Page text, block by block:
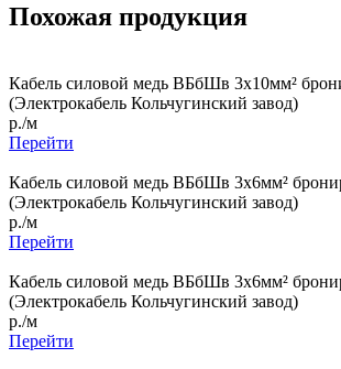
Похожая продукция
Кабель силовой медь ВБбШв 3x10мм²
(Электрокабель Кольчугинский завод)
р./м
Перейти
Кабель силовой медь ВБбШв 3x6мм²
(Электрокабель Кольчугинский завод)
р./м
Перейти
Кабель силовой медь ВБбШв 3x6мм²
(Электрокабель Кольчугинский завод)
р./м
Перейти